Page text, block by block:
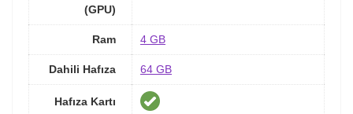
(GPU)
Ram 4 GB
Dahili Hafıza 64 GB
Hafıza Kartı